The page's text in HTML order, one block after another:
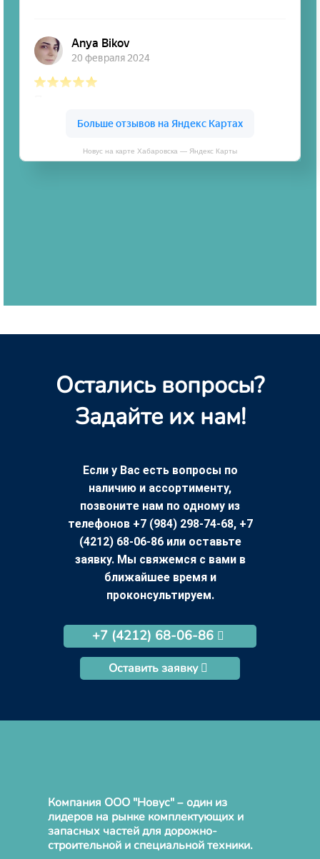
Новус на карте Хабаровска — Яндекс Карты
Остались вопросы?
Задайте их нам!
Если у Вас есть вопросы по
наличию и ассортименту,
позвоните нам по одному из
телефонов +7 (984) 298-74-68, +7
(4212) 68-06-86 или оставьте
заявку. Мы свяжемся с вами в
ближайшее время и
проконсультируем.
+7 (4212) 68-06-86
Оставить заявку
Компания ООО "Новус" – один из
лидеров на рынке комплектующих и
запасных частей для дорожно-
строительной и специальной техники.